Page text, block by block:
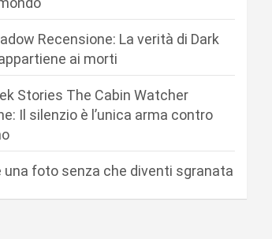
Recensione: La verità di Dark
ai morti
Stories The Cabin Watcher
Il silenzio è l’unica arma contro
una foto senza che diventi sgranata